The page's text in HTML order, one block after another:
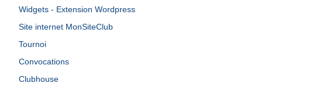
Widgets - Extension Wordpress
Site internet MonSiteClub
Tournoi
Convocations
Clubhouse